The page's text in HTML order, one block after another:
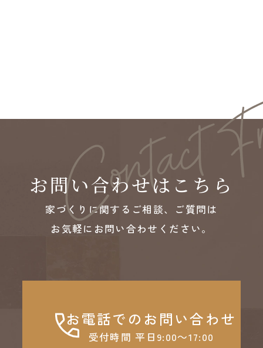
お問い合わせはこちら
家づくりに関するご相談、ご質問は
お気軽にお問い合わせください。
お電話でのお問い合わせ
受付時間 平日9:00～17:00